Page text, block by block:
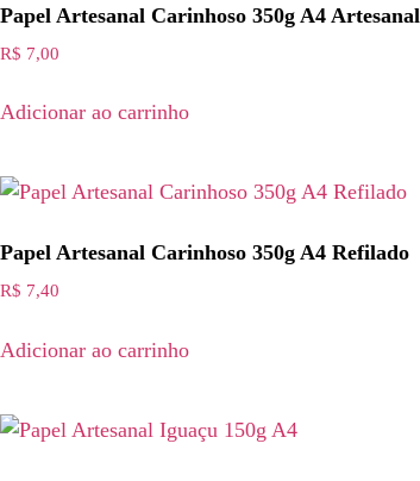
Papel Artesanal Carinhoso 350g A4 Artesanal
R$ 7,00
Adicionar ao carrinho
Papel Artesanal Carinhoso 350g A4 Refilado
R$ 7,40
Adicionar ao carrinho